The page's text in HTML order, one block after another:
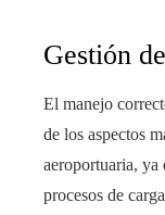
Gestión
El manejo
de los aspectos
aeroportuaria, ya
procesos de